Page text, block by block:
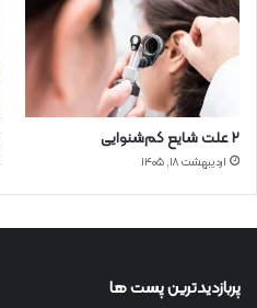
۲ علت شایع‌ کم‌شنوایی
اردیبهشت ۱۸, ۱۴۰۵
پربازدیدترین پست ها